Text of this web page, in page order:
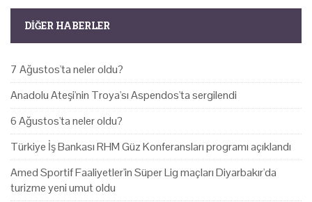
DIĞER HABERLER
7 Ağustos'ta neler oldu?
Anadolu Ateşi'nin Troya'sı Aspendos'ta sergilendi
6 Ağustos'ta neler oldu?
Türkiye İş Bankası RHM Güz Konferansları programı açıklandı
Amed Sportif Faaliyetler'in Süper Lig maçları Diyarbakır'da
turizme yeni umut oldu